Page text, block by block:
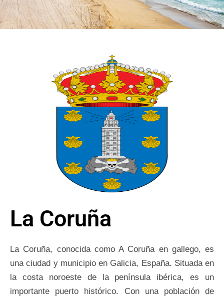
La Coruña
La Coruña, conocida como A Coruña en gallego, es
una ciudad y municipio en Galicia, España. Situada en
la costa noroeste de la península ibérica, es un
importante puerto histórico. Con una población de